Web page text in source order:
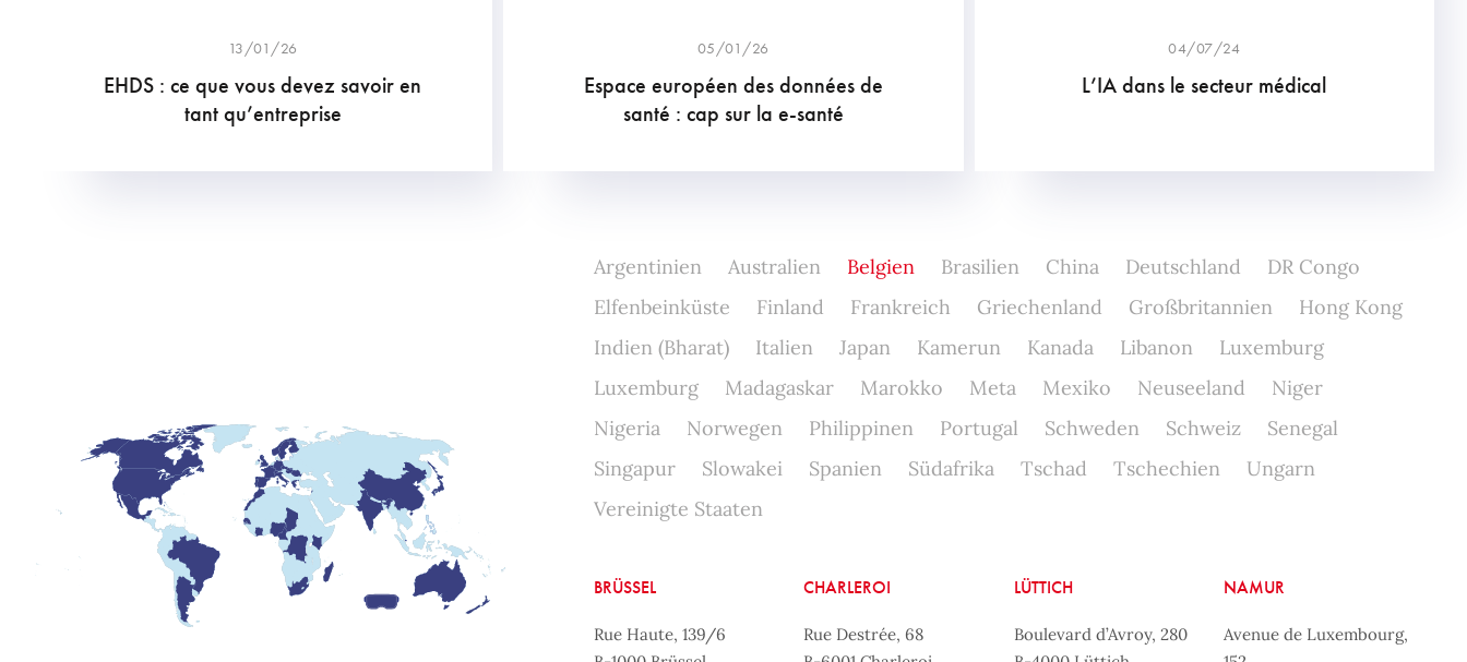
13/01/26
EHDS : ce que vous devez savoir en
tant qu’entreprise
05/01/26
Espace européen des données de
santé : cap sur la e-santé
04/07/24
L’IA dans le secteur médical
Argentinien Australien Belgien Brasilien China Deutschland
DR Congo
Elfenbeinküste
Finland Frankreich Griechenland Großbritannien
Hong Kong
Indien (Bharat)
Italien Japan Kamerun Kanada Libanon
Luxemburg
Luxemburg
Madagaskar Marokko Meta Mexiko Neuseeland
Niger
Nigeria
Norwegen Philippinen Portugal Schweden Schweiz
Senegal
Singapur
Slowakei Spanien Südafrika Tschad Tschechien
Ungarn
Vereinigte Staaten
BRÜSSEL
Rue Haute, 139/6
CHARLEROI
Rue Destrée, 68
LÜTTICH
Boulevard d’Avroy, 280
NAMUR
Avenue de Luxembourg,